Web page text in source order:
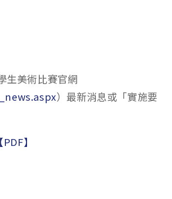
生美術比賽官網
）最新消息或「實施要
】